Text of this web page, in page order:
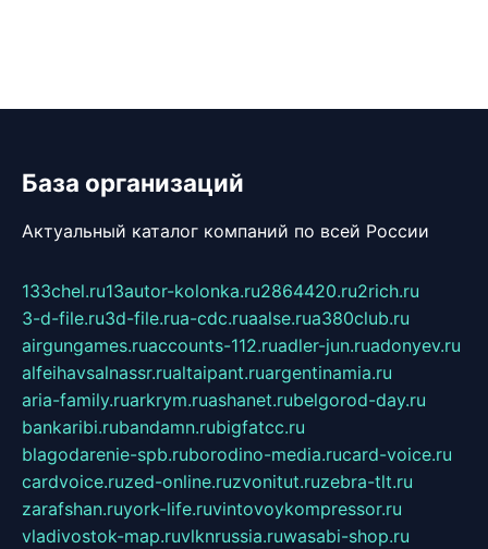
База организаций
Актуальный каталог компаний по всей России
133chel.ru13autor-kolonka.ru2864420.ru2rich.ru
3-d-file.ru3d-file.rua-cdc.ruaalse.rua380club.ru
airgungames.ruaccounts-112.ruadler-jun.ruadonyev.ru
alfeihavsalnassr.rualtaipant.ruargentinamia.ru
aria-family.ruarkrym.ruashanet.rubelgorod-day.ru
bankaribi.rubandamn.rubigfatcc.ru
blagodarenie-spb.ruborodino-media.rucard-voice.ru
cardvoice.ruzed-online.ruzvonitut.ruzebra-tlt.ru
zarafshan.ruyork-life.ruvintovoykompressor.ru
vladivostok-map.ruvlknrussia.ruwasabi-shop.ru